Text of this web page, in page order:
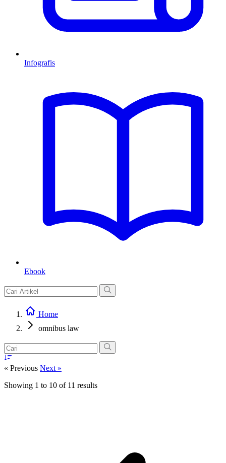
Infografis
Ebook
Home
omnibus law
« Previous Next »
Showing 1 to 10 of 11 results